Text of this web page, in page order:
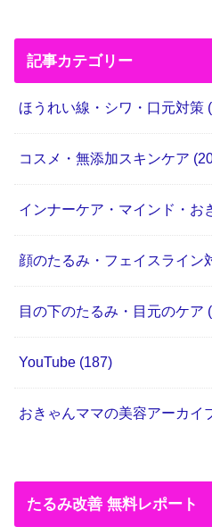
記事カテゴリー
ほうれい線・シワ・口元対策
コスメ・無添加スキンケア
インナーケア・マインド・お
顔のたるみ・フェイスライン
目の下のたるみ・目元のケア
YouTube (187)
おきゃんママの美容アーカイ
たるみ改善 無料レポート